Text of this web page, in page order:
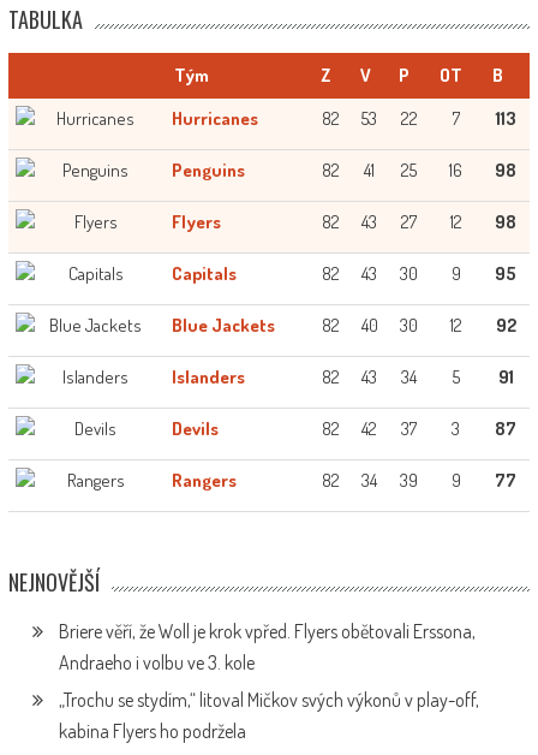
TABULKA
Tým Z V P OT
B
Hurricanes
82 53 22 7 113
Penguins 82 41 25 16 98
Flyers 82 43 27 12 98
Capitals 82 43 30 9 95
Blue Jackets 82 40 30 12 92
Islanders 82 43 34 5 91
Devils 82 42 37 3 87
Rangers 82 34 39 9 77
NEJNOVĚJŠÍ
Briere věří, že Woll je krok vpřed. Flyers obětovali Erssona,
Andraeho i volbu ve 3. kole
„Trochu se stydím,“ litoval Mičkov svých výkonů v play-off,
kabina Flyers ho podržela